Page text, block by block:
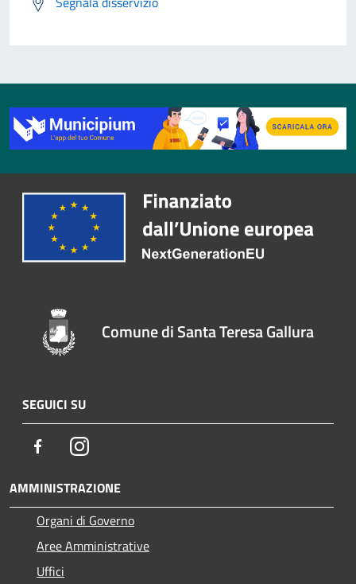
Comune di Santa Teresa Gallura
SEGUICI SU
FacebookInstagram
AMMINISTRAZIONE
Organi di Governo
Aree Amministrative
Uffici